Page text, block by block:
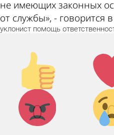
не имеющих законных
от службы», - говорится
уклонист помощь
Палец
вверх!
0
Агрессия!